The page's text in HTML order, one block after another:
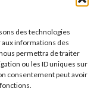
des technologies
informations des
permettra de traiter
ou les ID uniques sur
consentement peut avoir
Ventes